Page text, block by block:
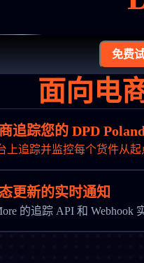
免费
面向电
追踪您的 DPD
上追踪并监控每个货件从
更新的实时通知
的追踪 API 和 Webhook